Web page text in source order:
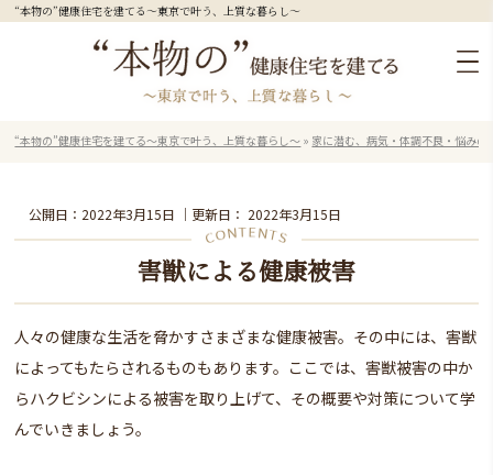
“本物の”健康住宅を建てる～東京で叶う、上質な暮らし～
“本物の”健康住宅を建てる～東京で叶う、上質な暮らし～ » 家に潜む、病気・体調不良・悩みの
公開日： 2022年3月15日 ｜更新日： 2022年3月15日
害獣による健康被害
人々の健康な生活を脅かすさまざまな健康被害。その中には、害獣
によってもたらされるものもあります。ここでは、害獣被害の中か
らハクビシンによる被害を取り上げて、その概要や対策について学
んでいきましょう。